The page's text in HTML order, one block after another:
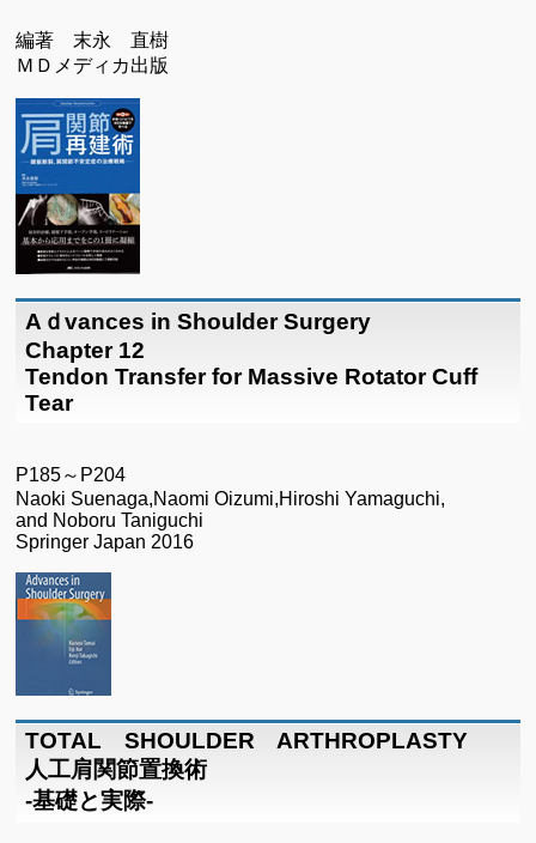
編著 末永 直樹
ＭＤメディカ出版
Aｄvances in Shoulder Surgery
Chapter 12
Tendon Transfer for Massive Rotator Cuff
Tear
P185～P204
Naoki Suenaga,Naomi Oizumi,Hiroshi Yamaguchi,
and Noboru Taniguchi
Springer Japan 2016
TOTAL SHOULDER ARTHROPLASTY
人工肩関節置換術
-基礎と実際-